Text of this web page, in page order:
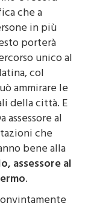
che a
in più
porterà
unico al
col
ammirare le
della città. E
al
che
bene alla
assessore al
.